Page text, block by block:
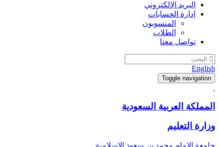
البريد الإلكتروني
إدارة الحسابات
المنسوبون
الطلاب
تواصل معنا
English
Toggle navigation
المملكة العربية السعودية
وزارة التعليم